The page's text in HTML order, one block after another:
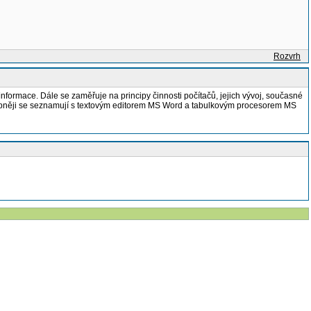
Rozvrh
Dále se zaměřuje na principy činnosti počítačů, jejich vývoj, současné
se seznamují s textovým editorem MS Word a tabulkovým procesorem MS